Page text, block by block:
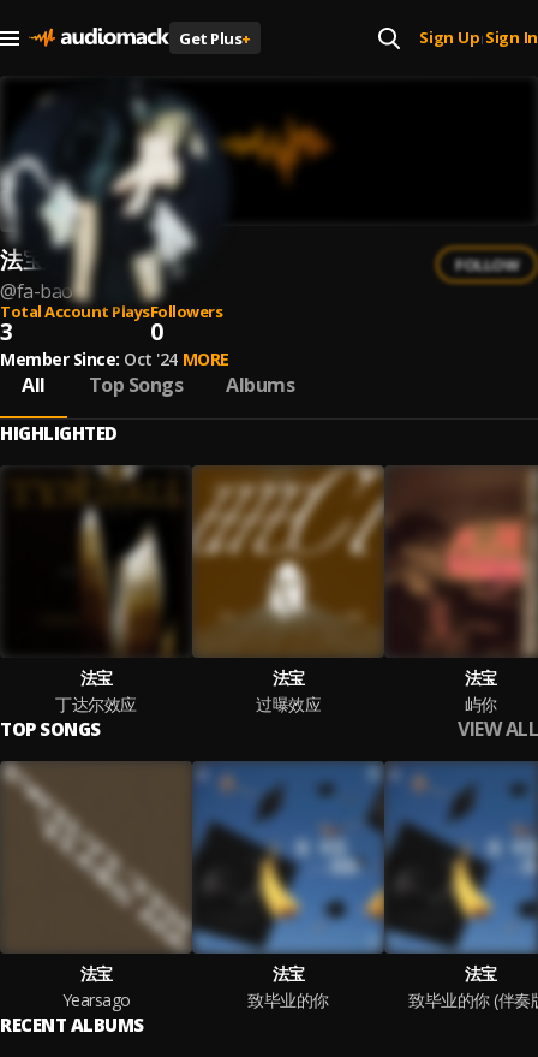
Get Plus+ Sign Up| Sign In
法宝
@fa-bao
FOLLOW
Total Account Plays
3
Followers
0
Member Since: Oct '24 MORE
All Top Songs Albums
HIGHLIGHTED
法宝
丁达尔效应
法宝
过曝效应
法宝
屿你
TOP SONGS VIEW ALL
法宝
Yearsago
法宝
致毕业的你
法宝
致毕业的你 (伴奏
RECENT ALBUMS